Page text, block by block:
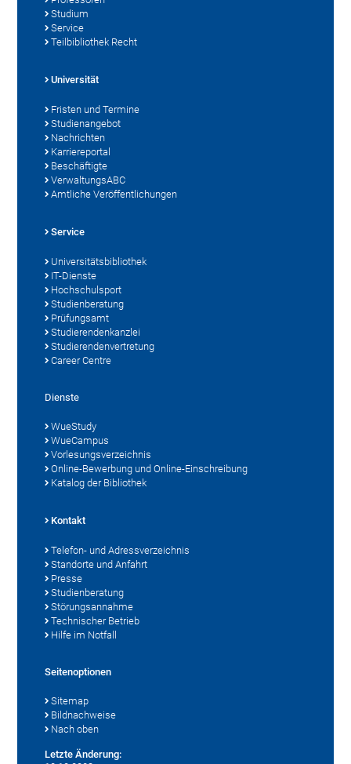
Studium
Service
Teilbibliothek Recht
Universität
Fristen und Termine
Studienangebot
Nachrichten
Karriereportal
Beschäftigte
VerwaltungsABC
Amtliche Veröffentlichungen
Service
Universitätsbibliothek
IT-Dienste
Hochschulsport
Studienberatung
Prüfungsamt
Studierendenkanzlei
Studierendenvertretung
Career Centre
Dienste
WueStudy
WueCampus
Vorlesungsverzeichnis
Online-Bewerbung und Online-Einschreibung
Katalog der Bibliothek
Kontakt
Telefon- und Adressverzeichnis
Standorte und Anfahrt
Presse
Studienberatung
Störungsannahme
Technischer Betrieb
Hilfe im Notfall
Seitenoptionen
Sitemap
Bildnachweise
Nach oben
Letzte Änderung: